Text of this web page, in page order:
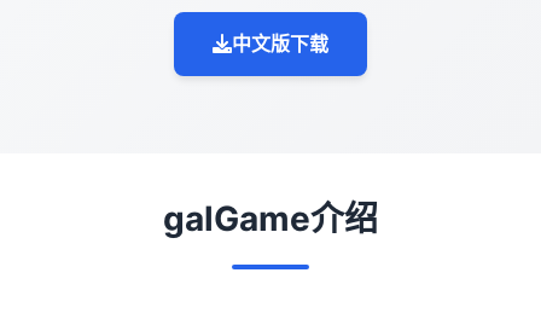
中文版下载
galGame介绍